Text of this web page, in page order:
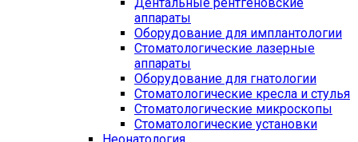
аппараты
Оборудование для имплантологии
Стоматологические лазерные
аппараты
Оборудование для гнатологии
Стоматологические кресла и стулья
Стоматологические микроскопы
Стоматологические установки